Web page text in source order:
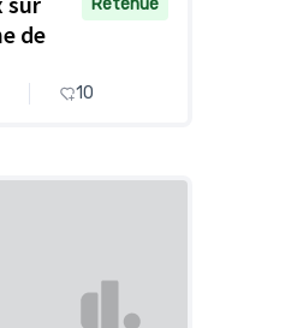
de
Retenue
10